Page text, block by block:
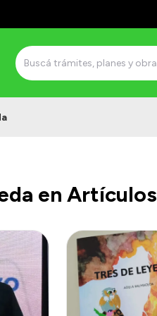
en Artículos